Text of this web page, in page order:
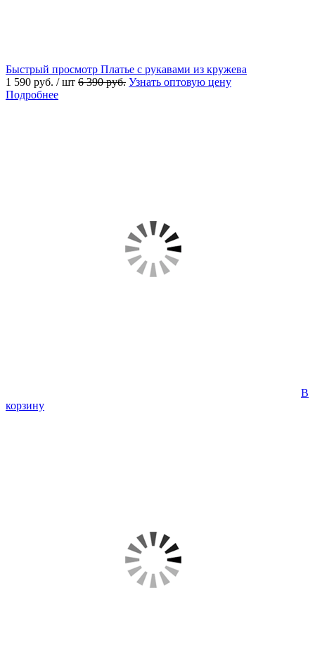
Быстрый просмотр Платье с рукавами из кружева
1 590 руб. / шт 6 390 руб. Узнать оптовую цену
Подробнее
В
корзину